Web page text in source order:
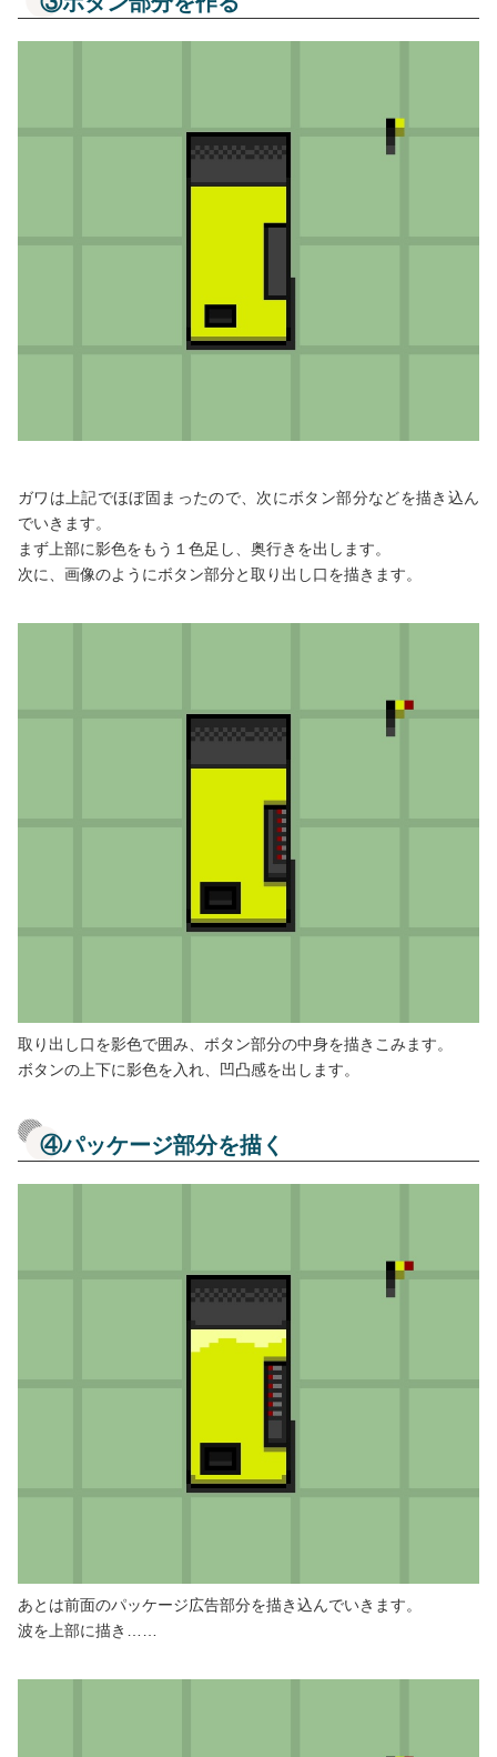
ガワは上記でほぼ固まったので、次にボタン部分などを描き込ん
でいきます。
まず上部に影色をもう１色足し、奥行きを出します。
次に、画像のようにボタン部分と取り出し口を描きます。
取り出し口を影色で囲み、ボタン部分の中身を描きこみます。
ボタンの上下に影色を入れ、凹凸感を出します。
④パッケージ部分を描く
あとは前面のパッケージ広告部分を描き込んでいきます。
波を上部に描き……